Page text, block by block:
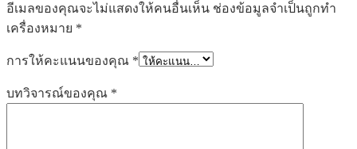
อีเมลของคุณจะไม่แสดงให้คนอื่นเห็น ช่องข้อมูลจำเป็นถูกทำ
เครื่องหมาย *
การให้คะแนนของคุณ *
บทวิจารณ์ของคุณ *